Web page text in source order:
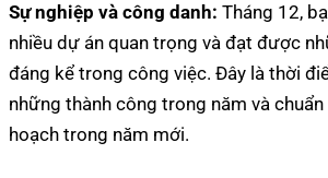
Sự nghiệp và công danh: Tháng 12,
nhiều dự án quan trọng và đạt được
đáng kể trong công việc. Đây là thời
những thành công trong năm và
hoạch trong năm mới.